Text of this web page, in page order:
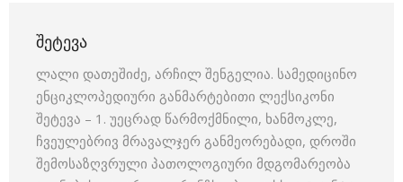
ᲨᲔᲢᲔᲕᲐ
ლალი დათეშიძე, არჩილ შენგელია. სამედიცინო
ენციკლოპედიური განმარტებითი ლექსიკონი
შეტევა – 1. უეცრად წარმოქმნილი, ხანმოკლე,
ჩვეულებრივ მრავალჯერ განმეორებადი, დროში
შემოსაზღვრული პათოლოგიური მდგომარეობა